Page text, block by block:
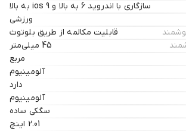
سازگاری با اندروید 6 به بالا و ios 9 به بالا
ورزشی
قابلیت مکالمه از طریق بلوتوث
45 میلی‌متر
مربع
آلومینیوم
دارد
آلومینیوم
سگکی ساده
2.01 اینچ